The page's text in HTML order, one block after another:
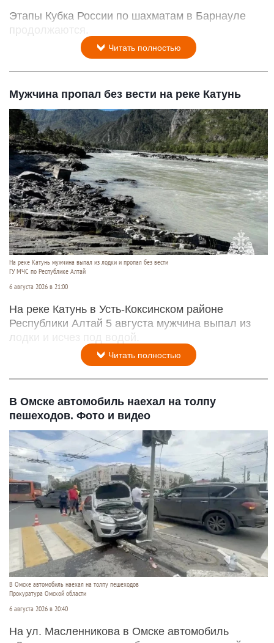
Этапы Кубка России по шахматам в Барнауле
продолжаются.
Читать полностью
Мужчина пропал без вести на реке Катунь
На реке Катунь мужчина выпал из лодки и пропал без вести
ГУ МЧС по Республике Алтай
6 августа 2026 в 21:00
На реке Катунь в Усть-Коксинском районе
Республики Алтай 5 августа мужчина выпал из
лодки и исчез под водой.
Читать полностью
В Омске автомобиль наехал на толпу
пешеходов. Фото и видео
В Омске автомобиль наехал на толпу пешеходов
Прокуратура Омской области
6 августа 2026 в 20:40
На ул. Масленникова в Омске автомобиль